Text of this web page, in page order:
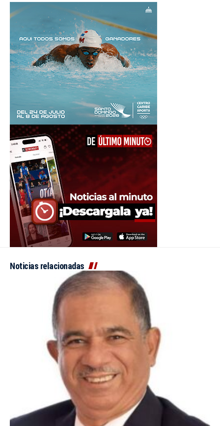
Noticias relacionadas